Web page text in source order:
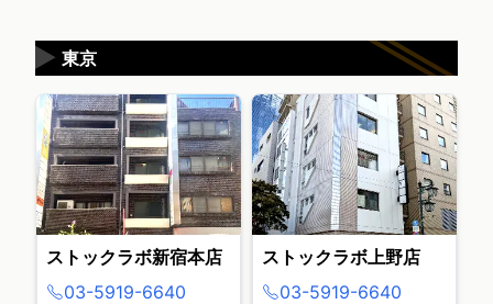
東京
▶
ストックラボ新宿本店
03-5919-6640
ストックラボ上野店
03-5919-6640